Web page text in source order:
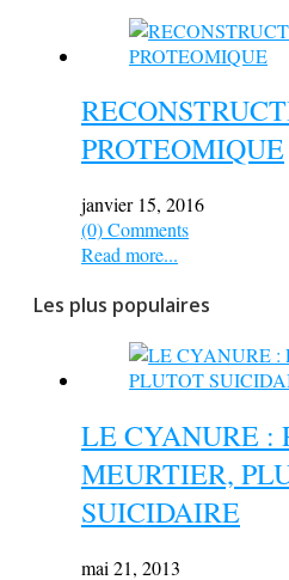
PROTEOMIQUE
janvier 15, 2016
(0) Comments
Read more...
Les plus populaires
LE CYANURE :
MEURTIER,
SUICIDAIRE
mai 21, 2013